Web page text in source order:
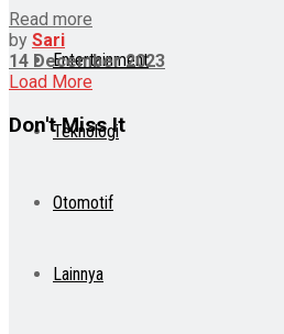
Entertainment
Teknologi
Otomotif
Lainnya
Read more
by Sari
14 December 2023
Load More
Don't Miss It